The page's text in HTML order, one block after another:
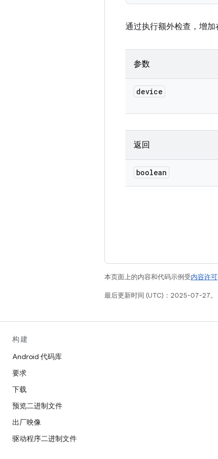
通过执行额外检查，增加
参数
device
返回
boolean
本页面上的内容和代码示例受内容许可
最后更新时间 (UTC)：2025-07-27。
构建
Android 代码库
要求
下载
预览二进制文件
出厂映像
驱动程序二进制文件